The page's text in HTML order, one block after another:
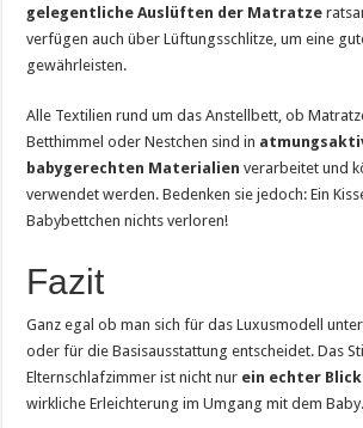
gelegentliche Auslüften der Matratze
verfügen auch über Lüftungsschlitze, um eine
gewährleisten.
Alle Textilien rund um das Anstellbett, ob
Betthimmel oder Nestchen sind in
babygerechten Materialien verarbeitet und
verwendet werden. Bedenken sie jedoch: Ein
Babybettchen nichts verloren!
Fazit
Ganz egal ob man sich für das Luxusmodell
oder für die Basisausstattung entscheidet. Das
Elternschlafzimmer ist nicht nur ein echter
wirkliche Erleichterung im Umgang mit dem Baby.